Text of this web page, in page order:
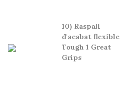
10) Raspall
d'acabat flexible
Tough 1 Great
Grips